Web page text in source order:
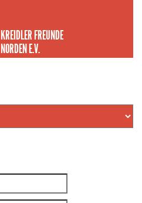
KREIDLER FREUNDE
NORDEN E.V.